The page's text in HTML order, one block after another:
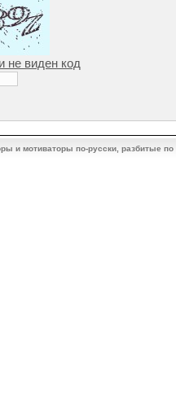
не виден код
и мотиваторы по-русски, разбитые